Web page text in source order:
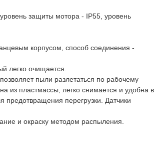
защиты мотора - IP55, уровень
корпусом, способ соединения -
легко очищается.
пыли разлетаться по рабочему
из пластмассы, легко снимается и удобна в
перегрузки. Датчики
и окраску методом распыления.